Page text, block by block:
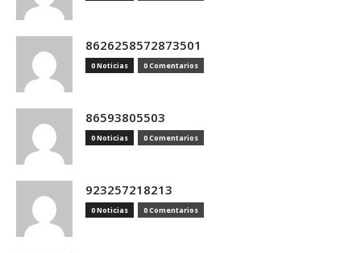
8626258572873501
0 Noticias 0 Comentarios
86593805503
0 Noticias 0 Comentarios
923257218213
0 Noticias 0 Comentarios